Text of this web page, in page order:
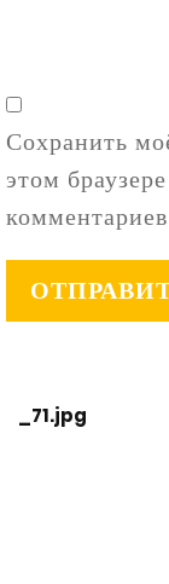
Сохранить
этом
_71.jpg